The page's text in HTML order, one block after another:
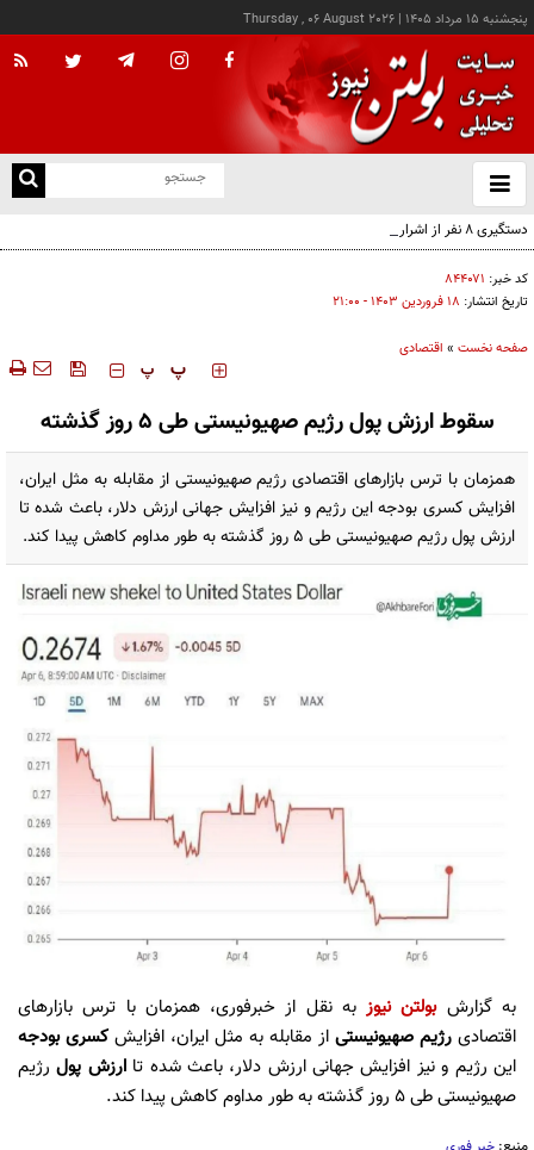
پنجشنبه ۱۵ مرداد ۱۴۰۵ |
Thursday , 06 August 2026
باز
و
دستگیری ۸ نفر از اشرار مسلح شاخص و مرتبطین گروهک‌های تروریستی
کد خبر: ۸۴۴۰۷۱
تاریخ انتشار: ۱۸ فروردين ۱۴۰۳ - ۲۱:۰۰
صفحه نخست » اقتصادی
‍‍‍ پ پ
سقوط ارزش پول رژیم صهیونیستی طی ۵ روز گذشته
همزمان با ترس بازارهای اقتصادی رژیم صهیونیستی از مقابله به مثل ایران،
افزایش کسری بودجه این رژیم و نیز افزایش جهانی ارزش دلار، باعث شده تا
ارزش پول رژیم صهیونیستی طی ۵ روز گذشته به طور مداوم کاهش پیدا کند.
به گزارش بولتن نیوزبه نقل از خبرفوری، همزمان با ترس بازارهای
اقتصادی رژیم صهیونیستی از مقابله به مثل ایران، افزایشکسری بودجه
این رژیم و نیز افزایش جهانی ارزش دلار، باعث شده تاارزش پول رژیم
صهیونیستی طی ۵ روز گذشته به طور مداوم کاهش پیدا کند.